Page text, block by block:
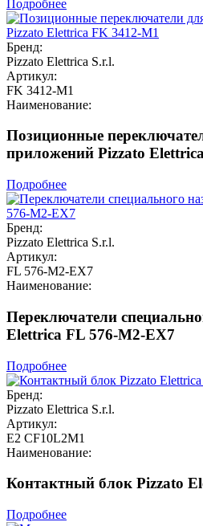
Подробнее
Бренд:
Pizzato Elettrica S.r.l.
Артикул:
FK 3412-M1
Наименование:
Позиционные
приложений Pizzato
Подробнее
Бренд:
Pizzato Elettrica S.r.l.
Артикул:
FL 576-M2-EX7
Наименование:
Переключатели
Elettrica FL 576-M2-EX7
Подробнее
Бренд:
Pizzato Elettrica S.r.l.
Артикул:
E2 CF10L2M1
Наименование:
Контактный блок Pizzato
Подробнее